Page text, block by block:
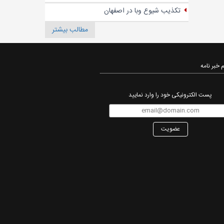
تکذیب شیوع وبا در اصفهان
مطالب بیشتر
خبر نامه‌
پست الکترونیکی خود را وارد نمایید
عضویت